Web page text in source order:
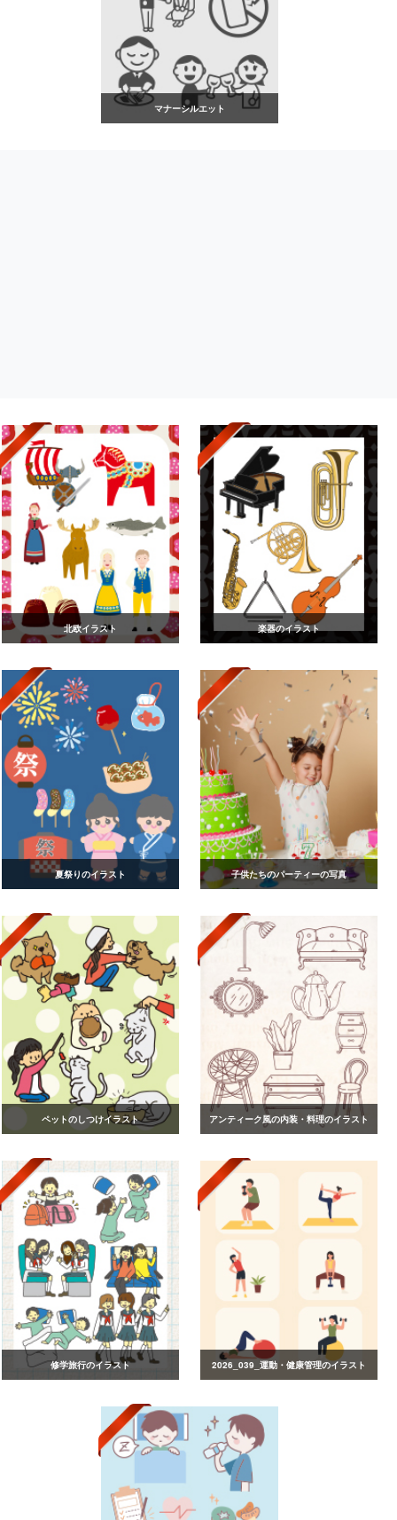
マナーシルエット
北欧イラスト 楽器のイラスト
夏祭りのイラスト 子供たちのパーティーの写真
ペットのしつけイラスト アンティーク風の内装・料理のイラスト
修学旅行のイラスト 2026_039_運動・健康管理のイラスト